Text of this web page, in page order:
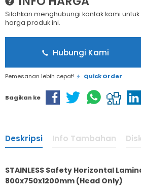
Silahkan menghubungi kontak kami
harga produk ini.
Hubungi Kami
Pemesanan lebih cepat! Quick Order
Bagikan ke
Deskripsi Info Tambahan
STAINLESS Safety Horizontal
800x750x1200mm (Head Only)